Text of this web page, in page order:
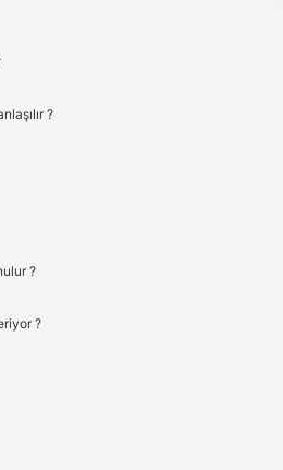
?
?
?